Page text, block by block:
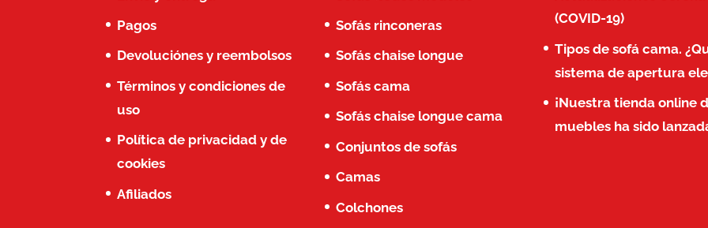
Pagos
Devoluciónes y reembolsos
Términos y condiciones de
uso
Política de privacidad y de
cookies
Afiliados
Sofás rinconeras
Sofás chaise longue
Sofás cama
Sofás chaise longue cama
Conjuntos de sofás
Camas
Colchones
(COVID-19)
Tipos de sofá cama.
sistema de apertura
¡Nuestra tienda online
muebles ha sido